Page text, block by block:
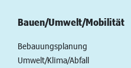
Bauen/Umwelt/Mobilität
Bebauungsplanung
Umwelt/Klima/Abfall